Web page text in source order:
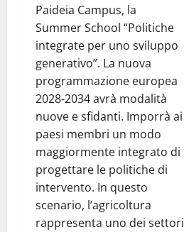
Paideia Campus, la
Summer School “Politiche
integrate per uno sviluppo
generativo”. La nuova
programmazione europea
2028-2034 avrà modalità
nuove e sfidanti. Imporrà ai
paesi membri un modo
maggiormente integrato di
progettare le politiche di
intervento. In questo
scenario, l’agricoltura
rappresenta uno dei settori